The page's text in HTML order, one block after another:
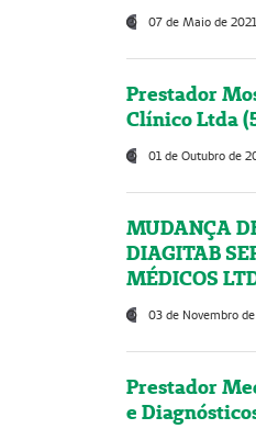
07 de Maio de 2021
Prestador
Clínico Ltda
01 de Outubro de
MUDANÇA
DIAGITAB
MÉDICOS
03 de Novembro
Prestador
e